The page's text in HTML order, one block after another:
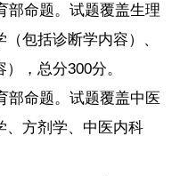
命题。试题覆盖生理
包括诊断学内容）、
，总分300分。
命题。试题覆盖中医
、方剂学、中医内科